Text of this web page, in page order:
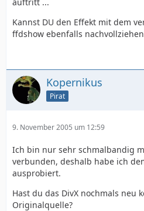
Kannst DU den Effekt mit dem
ffdshow ebenfalls
Kopernikus
Pirat
9. November 2005 um 12:59
Ich bin nur sehr schmalbandig
verbunden, deshalb habe ich
ausprobiert.
Hast du das DivX nochmals neu
Originalquelle?